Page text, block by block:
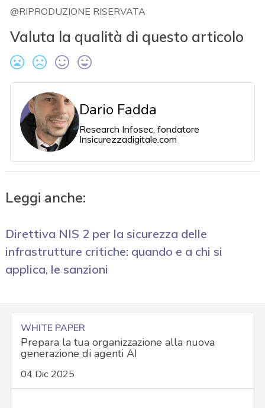
@RIPRODUZIONE RISERVATA
Valuta la qualità di questo articolo
Dario Fadda
Research Infosec, fondatore
Insicurezzadigitale.com
Leggi anche:
Direttiva NIS 2 per la sicurezza delle
infrastrutture critiche: quando e a chi si
applica, le sanzioni
WHITE PAPER
Prepara la tua organizzazione alla nuova
generazione di agenti AI
04 Dic 2025